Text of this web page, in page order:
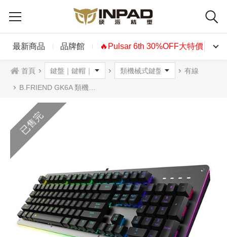
最新商品 品牌館 🔥Pulsar 6th 30%OFF大特價🔥
首頁 有線
B.FRIEND GK6A 類機械鍵盤 青軸中文
已售完